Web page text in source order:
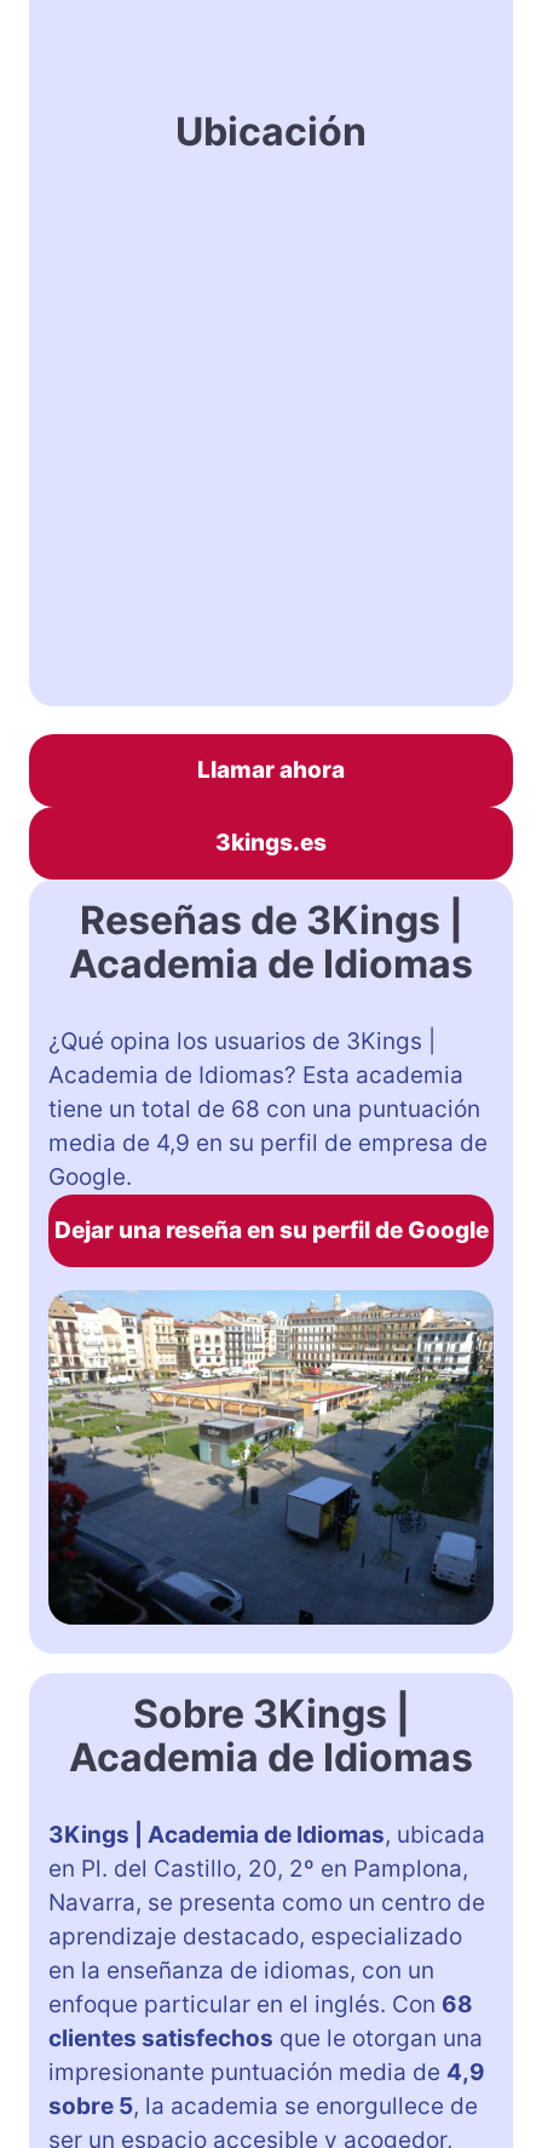
Ubicación
Llamar ahora
3kings.es
Reseñas de 3Kings |
Academia de Idiomas
¿Qué opina los usuarios de 3Kings |
Academia de Idiomas? Esta academia
tiene un total de 68 con una puntuación
media de 4,9 en su perfil de empresa de
Google.
Dejar una reseña en su perfil de Google
Sobre 3Kings |
Academia de Idiomas
3Kings | Academia de Idiomas, ubicada
en Pl. del Castillo, 20, 2º en Pamplona,
Navarra, se presenta como un centro de
aprendizaje destacado, especializado
en la enseñanza de idiomas, con un
enfoque particular en el inglés. Con 68
clientes satisfechos que le otorgan una
impresionante puntuación media de 4,9
sobre 5, la academia se enorgullece de
ser un espacio accesible y acogedor,